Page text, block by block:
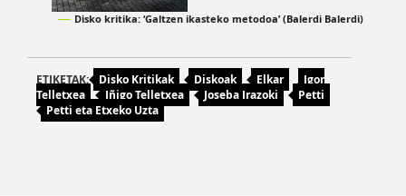
Disko kritika: ‘Galtzen ikasteko metodoa’ (Balerdi Balerdi)
ETIKETAK: Disko Kritikak Diskoak Elkar
Igor
Telletxea
Iñigo Telletxea Joseba Irazoki
Petti
Petti eta Etxeko Uzta